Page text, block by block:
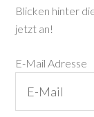
Blicken hinter
jetzt an!
E-Mail Adresse